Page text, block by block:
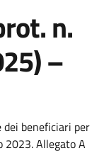
n.
–
beneficiari per
2023. Allegato A